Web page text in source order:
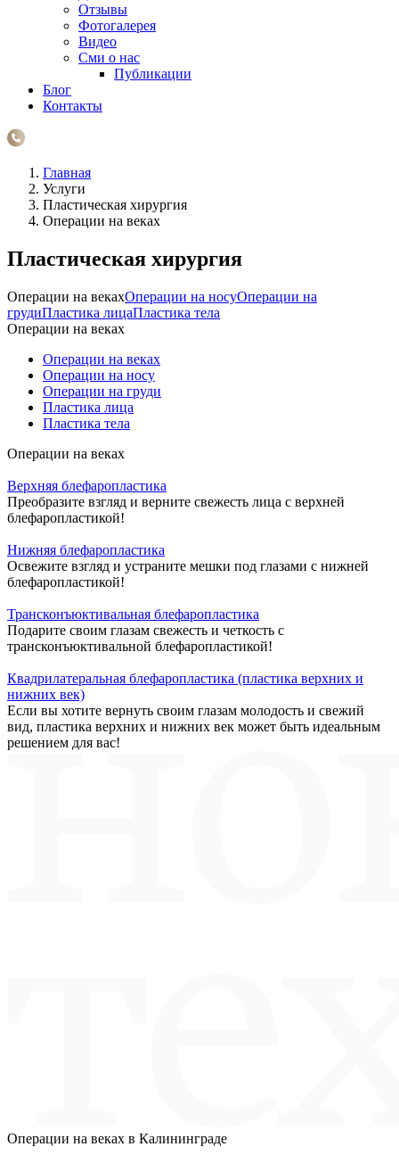
Отзывы
Фотогалерея
Видео
Сми о нас
Публикации
Блог
Контакты
Главная
Услуги
Пластическая хирургия
Операции на веках
Пластическая хирургия
Операции на векахОперации на носуОперации на
грудиПластика лицаПластика тела
Операции на веках
Операции на веках
Операции на носу
Операции на груди
Пластика лица
Пластика тела
Операции на веках
Верхняя блефаропластика
Преобразите взгляд и верните свежесть лица с верхней
блефаропластикой!
Нижняя блефаропластика
Освежите взгляд и устраните мешки под глазами с нижней
блефаропластикой!
Трансконъюктивальная блефаропластика
Подарите своим глазам свежесть и четкость с
трансконъюктивальной блефаропластикой!
Квадрилатеральная блефаропластика (пластика верхних и
нижних век)
Если вы хотите вернуть своим глазам молодость и свежий
вид, пластика верхних и нижних век может быть идеальным
решением для вас!
Операции на веках в Калининграде